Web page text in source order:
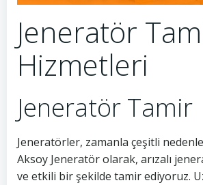
Jeneratör
Hizmetleri
Jeneratör Tamir
Jeneratörler, zamanla çeşitli
Aksoy Jeneratör olarak, arızalı
ve etkili bir şekilde tamir ediyoruz.